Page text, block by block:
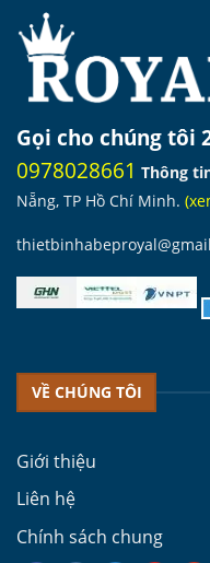
Gọi cho chúng tôi
0978028661 Thông
Nẵng, TP Hồ Chí Minh. (
VỀ CHÚNG TÔI
Giới thiệu
Liên hệ
Chính sách chung